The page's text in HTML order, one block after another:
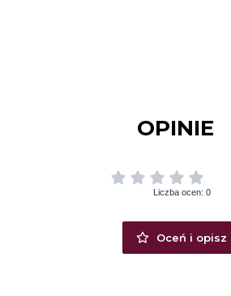
OPINIE
Liczba ocen: 0
Oceń i opisz